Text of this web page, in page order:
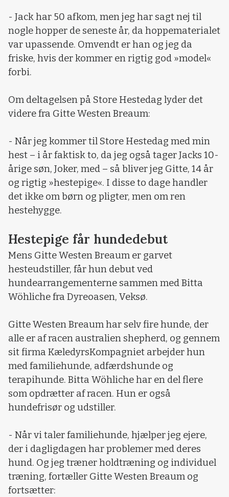
- Jack har 50 afkom, men jeg har sagt nej til
nogle hopper de seneste år, da hoppematerialet
var upassende. Omvendt er han og jeg da
friske, hvis der kommer en rigtig god »model«
forbi.
Om deltagelsen på Store Hestedag lyder det
videre fra Gitte Westen Breaum:
- Når jeg kommer til Store Hestedag med min
hest – i år faktisk to, da jeg også tager Jacks 10-
årige søn, Joker, med – så bliver jeg Gitte, 14 år
og rigtig »hestepige«. I disse to dage handler
det ikke om børn og pligter, men om ren
hestehygge.
Hestepige får hundedebut
Mens Gitte Westen Breaum er garvet
hesteudstiller, får hun debut ved
hundearrangementerne sammen med Bitta
Wöhliche fra Dyreoasen, Veksø.
Gitte Westen Breaum har selv fire hunde, der
alle er af racen australien shepherd, og gennem
sit firma KæledyrsKompagniet arbejder hun
med familiehunde, adfærdshunde og
terapihunde. Bitta Wöhliche har en del flere
som opdrætter af racen. Hun er også
hundefrisør og udstiller.
- Når vi taler familiehunde, hjælper jeg ejere,
der i dagligdagen har problemer med deres
hund. Og jeg træner holdtræning og individuel
træning, fortæller Gitte Westen Breaum og
fortsætter: